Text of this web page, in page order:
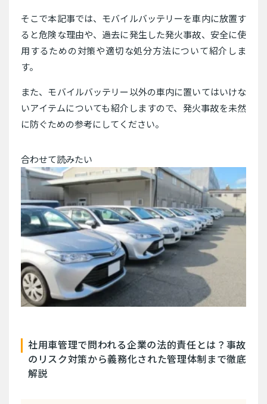
そこで本記事では、モバイルバッテリーを車内に放置す
ると危険な理由や、過去に発生した発火事故、安全に使
用するための対策や適切な処分方法について紹介しま
す。
また、モバイルバッテリー以外の車内に置いてはいけな
いアイテムについても紹介しますので、発火事故を未然
に防ぐための参考にしてください。
合わせて読みたい
社用車管理で問われる企業の法的責任とは？事故
のリスク対策から義務化された管理体制まで徹底
解説